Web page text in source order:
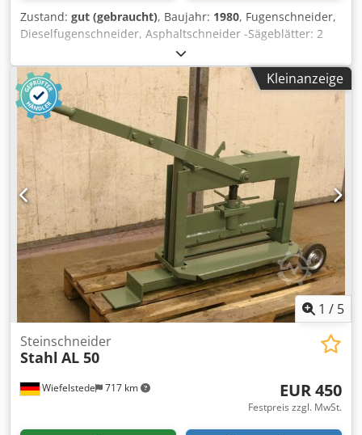
Zustand: gut (gebraucht), Baujahr: 1980, Fugenschneider,
Dieselfugenschneider, Asphaltschneider -Sägeblätter: 2
Stück -Sägeblattdurchmesser: 500 mm -Schnittiefe: ca. 180
mm -Arbeitsbreite: 425 mm -Hatz Dieselmotor: 25 kW -E-
Start -stufenloser Vorschub Dedpeb A Hv Defx Adqokr
Kleinanzeige
1 / 5
Wiefelstede 717 km
Steinschneider
Stahl AL 50
EUR 450
Festpreis zzgl. MwSt.